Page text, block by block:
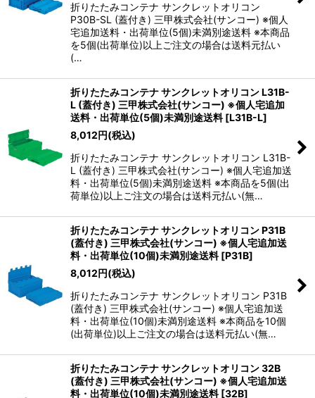
折りたたみコンテナ サンクレットオリコン
P30B-SL (蓋付き) 三甲株式会社(サンコー) ※個人
宅追加送料・出荷単位(5個)未満別途送料 ※本商品
を5個(出荷単位)以上ご注文の場合は送料元払い
(…
折りたたみコンテナ サンクレットオリコン L31B-
L (蓋付き) 三甲株式会社(サンコー) ※個人宅追加
送料・出荷単位(5個)未満別途送料 [L31B-L]
8,012円(税込)
折りたたみコンテナ サンクレットオリコン L31B-
L (蓋付き) 三甲株式会社(サンコー) ※個人宅追加送
料・出荷単位(5個)未満別途送料 ※本商品を5個(出
荷単位)以上ご注文の場合は送料元払い(無…
折りたたみコンテナ サンクレットオリコン P31B
(蓋付き) 三甲株式会社(サンコー) ※個人宅追加送
料・出荷単位(10個)未満別途送料 [P31B]
8,012円(税込)
折りたたみコンテナ サンクレットオリコン P31B
(蓋付き) 三甲株式会社(サンコー) ※個人宅追加送
料・出荷単位(10個)未満別途送料 ※本商品を10個
(出荷単位)以上ご注文の場合は送料元払い(無…
折りたたみコンテナ サンクレットオリコン 32B
(蓋付き) 三甲株式会社(サンコー) ※個人宅追加送
料・出荷単位(10個)未満別途送料 [32B]